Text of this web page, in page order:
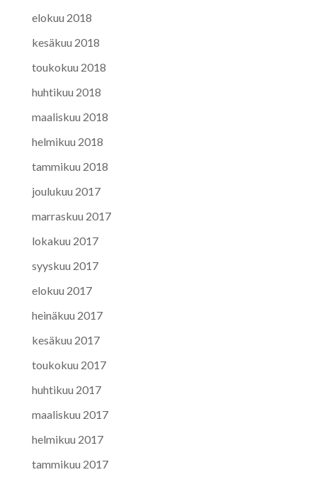
elokuu 2018
kesäkuu 2018
toukokuu 2018
huhtikuu 2018
maaliskuu 2018
helmikuu 2018
tammikuu 2018
joulukuu 2017
marraskuu 2017
lokakuu 2017
syyskuu 2017
elokuu 2017
heinäkuu 2017
kesäkuu 2017
toukokuu 2017
huhtikuu 2017
maaliskuu 2017
helmikuu 2017
tammikuu 2017